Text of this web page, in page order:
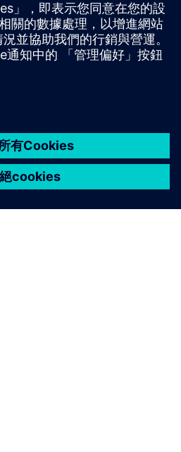
聯絡我們